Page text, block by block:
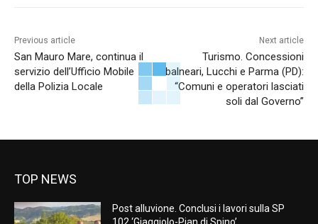
Previous article
San Mauro Mare, continua il
servizio dell’Ufficio Mobile
della Polizia Locale
Next article
Turismo. Concessioni
balneari, Lucchi e Parma (PD):
“Comuni e operatori lasciati
soli dal Governo”
TOP NEWS
Post alluvione. Conclusi i lavori sulla SP